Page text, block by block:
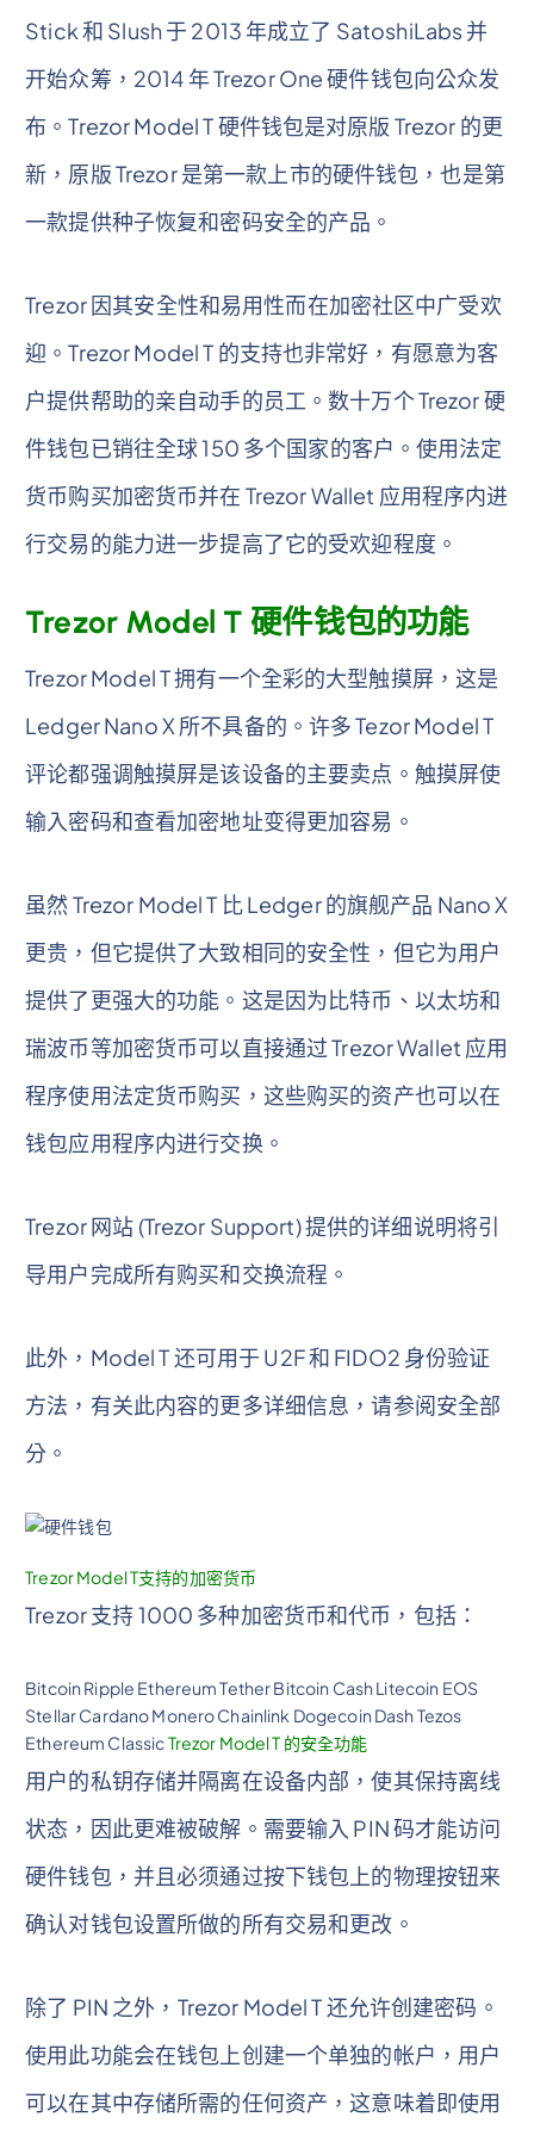
Stick 和 Slush 于 2013 年成立了 SatoshiLabs 并
开始众筹，2014 年 Trezor One 硬件钱包向公众发
布。Trezor Model T 硬件钱包是对原版 Trezor 的更
新，原版 Trezor 是第一款上市的硬件钱包，也是第
一款提供种子恢复和密码安全的产品。
Trezor 因其安全性和易用性而在加密社区中广受欢
迎。Trezor Model T 的支持也非常好，有愿意为客
户提供帮助的亲自动手的员工。数十万个 Trezor 硬
件钱包已销往全球 150 多个国家的客户。使用法定
货币购买加密货币并在 Trezor Wallet 应用程序内进
行交易的能力进一步提高了它的受欢迎程度。
Trezor Model T 硬件钱包的功能
Trezor Model T 拥有一个全彩的大型触摸屏，这是
Ledger Nano X 所不具备的。许多 Tezor Model T
评论都强调触摸屏是该设备的主要卖点。触摸屏使
输入密码和查看加密地址变得更加容易。
虽然 Trezor Model T 比 Ledger 的旗舰产品 Nano X
更贵，但它提供了大致相同的安全性，但它为用户
提供了更强大的功能。这是因为比特币、以太坊和
瑞波币等加密货币可以直接通过 Trezor Wallet 应用
程序使用法定货币购买，这些购买的资产也可以在
钱包应用程序内进行交换。
Trezor 网站 (Trezor Support) 提供的详细说明将引
导用户完成所有购买和交换流程。
此外，Model T 还可用于 U2F 和 FIDO2 身份验证
方法，有关此内容的更多详细信息，请参阅安全部
分。
Trezor Model T支持的加密货币
Trezor 支持 1000 多种加密货币和代币，包括：
Bitcoin Ripple Ethereum Tether Bitcoin Cash Litecoin EOS
Stellar Cardano Monero Chainlink Dogecoin Dash Tezos
Ethereum ClassicTrezor Model T 的安全功能
用户的私钥存储并隔离在设备内部，使其保持离线
状态，因此更难被破解。需要输入 PIN 码才能访问
硬件钱包，并且必须通过按下钱包上的物理按钮来
确认对钱包设置所做的所有交易和更改。
除了 PIN 之外，Trezor Model T 还允许创建密码。
使用此功能会在钱包上创建一个单独的帐户，用户
可以在其中存储所需的任何资产，这意味着即使用